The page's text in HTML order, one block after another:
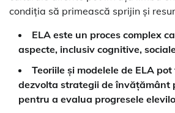
condiția să primească sprijin și
ELA este un proces complex
aspecte, inclusiv cognitive,
Teoriile și modelele de ELA
dezvolta strategii de învățământ
pentru a evalua progresele